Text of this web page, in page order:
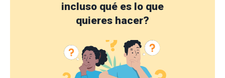
incluso qué es lo que
quieres hacer?